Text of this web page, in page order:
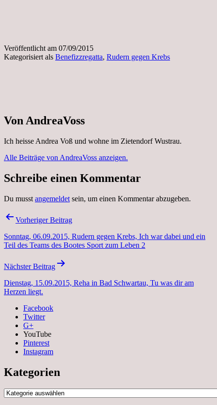
Veröffentlicht am 07/09/2015
Kategorisiert als Benefizzregatta, Rudern gegen Krebs
Von AndreaVoss
Ich heisse Andrea Voß und wohne im Zietendorf Wustrau.
Alle Beiträge von AndreaVoss anzeigen.
Schreibe einen Kommentar
Du musst angemeldet sein, um einen Kommentar abzugeben.
Beitragsnavigation
Vorheriger Beitrag
Sonntag, 06.09.2015, Rudern gegen Krebs, Ich war dabei und ein
Teil des Teams des Bootes Sport zum Leben 2
Nächster Beitrag
Dienstag, 15.09.2015, Reha in Bad Schwartau, Tu was dir am
Herzen liegt.
Facebook
Twitter
G+
YouTube
Pinterest
Instagram
Kategorien
Kategorien